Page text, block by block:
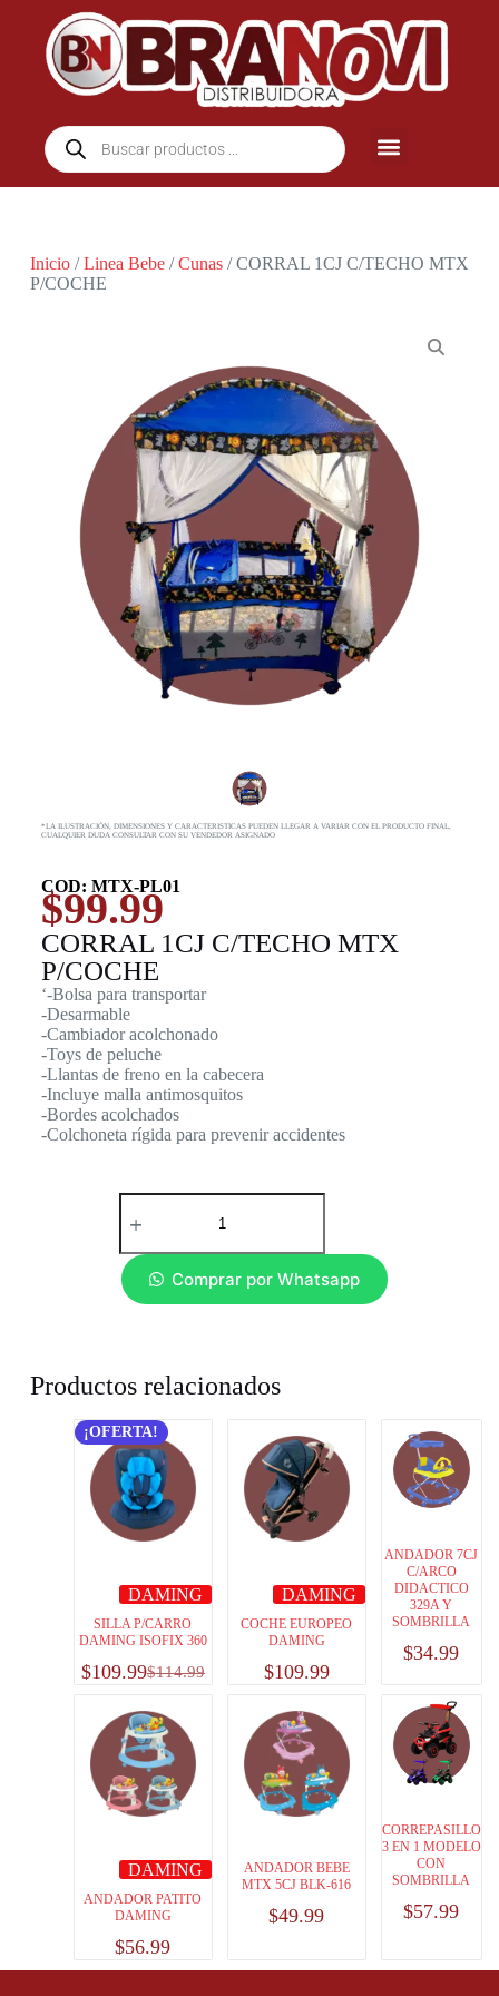
Inicio/Linea Bebe/Cunas/ CORRAL 1CJ C/TECHO MTX
P/COCHE
*LA ILUSTRACIÓN, DIMENSIONES Y CARACTERISTICAS PUEDEN LLEGAR A VARIAR CON EL PRODUCTO FINAL,
CUALQUIER DUDA CONSULTAR CON SU VENDEDOR ASIGNADO
COD: MTX-PL01
$99.99
CORRAL 1CJ C/TECHO MTX
P/COCHE
‘-Bolsa para transportar
-Desarmable
-Cambiador acolchonado
-Toys de peluche
-Llantas de freno en la cabecera
-Incluye malla antimosquitos
-Bordes acolchados
-Colchoneta rígida para prevenir accidentes
Comprar por Whatsapp
Productos relacionados
¡OFERTA!
DAMING
SILLA P/CARRO
DAMING ISOFIX 360
$114.99
$109.99
DAMING
COCHE EUROPEO
DAMING
$109.99
ANDADOR 7CJ
C/ARCO
DIDACTICO
329A Y
SOMBRILLA
$34.99
DAMING
ANDADOR PATITO
DAMING
$56.99
ANDADOR BEBE
MTX 5CJ BLK-616
$49.99
CORREPASILLO
3 EN 1 MODELO
CON
SOMBRILLA
$57.99